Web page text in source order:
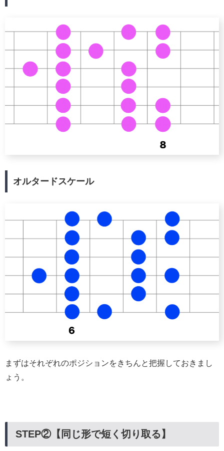
オルタードスケール
まずはそれぞれのポジションをきちんと把握しておきまし
ょう。
STEP②【同じ形で短く切り取る】